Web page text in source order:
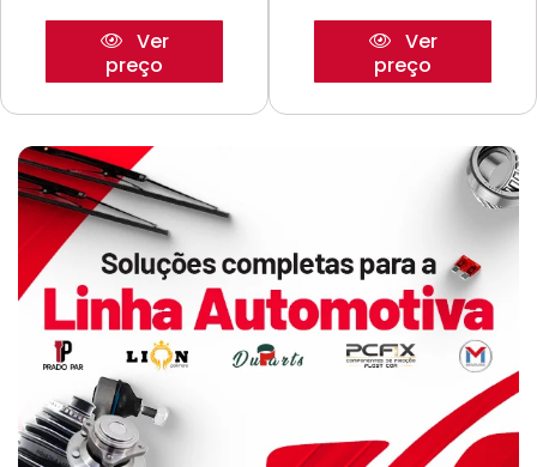
Ver
preço
Ver
preço